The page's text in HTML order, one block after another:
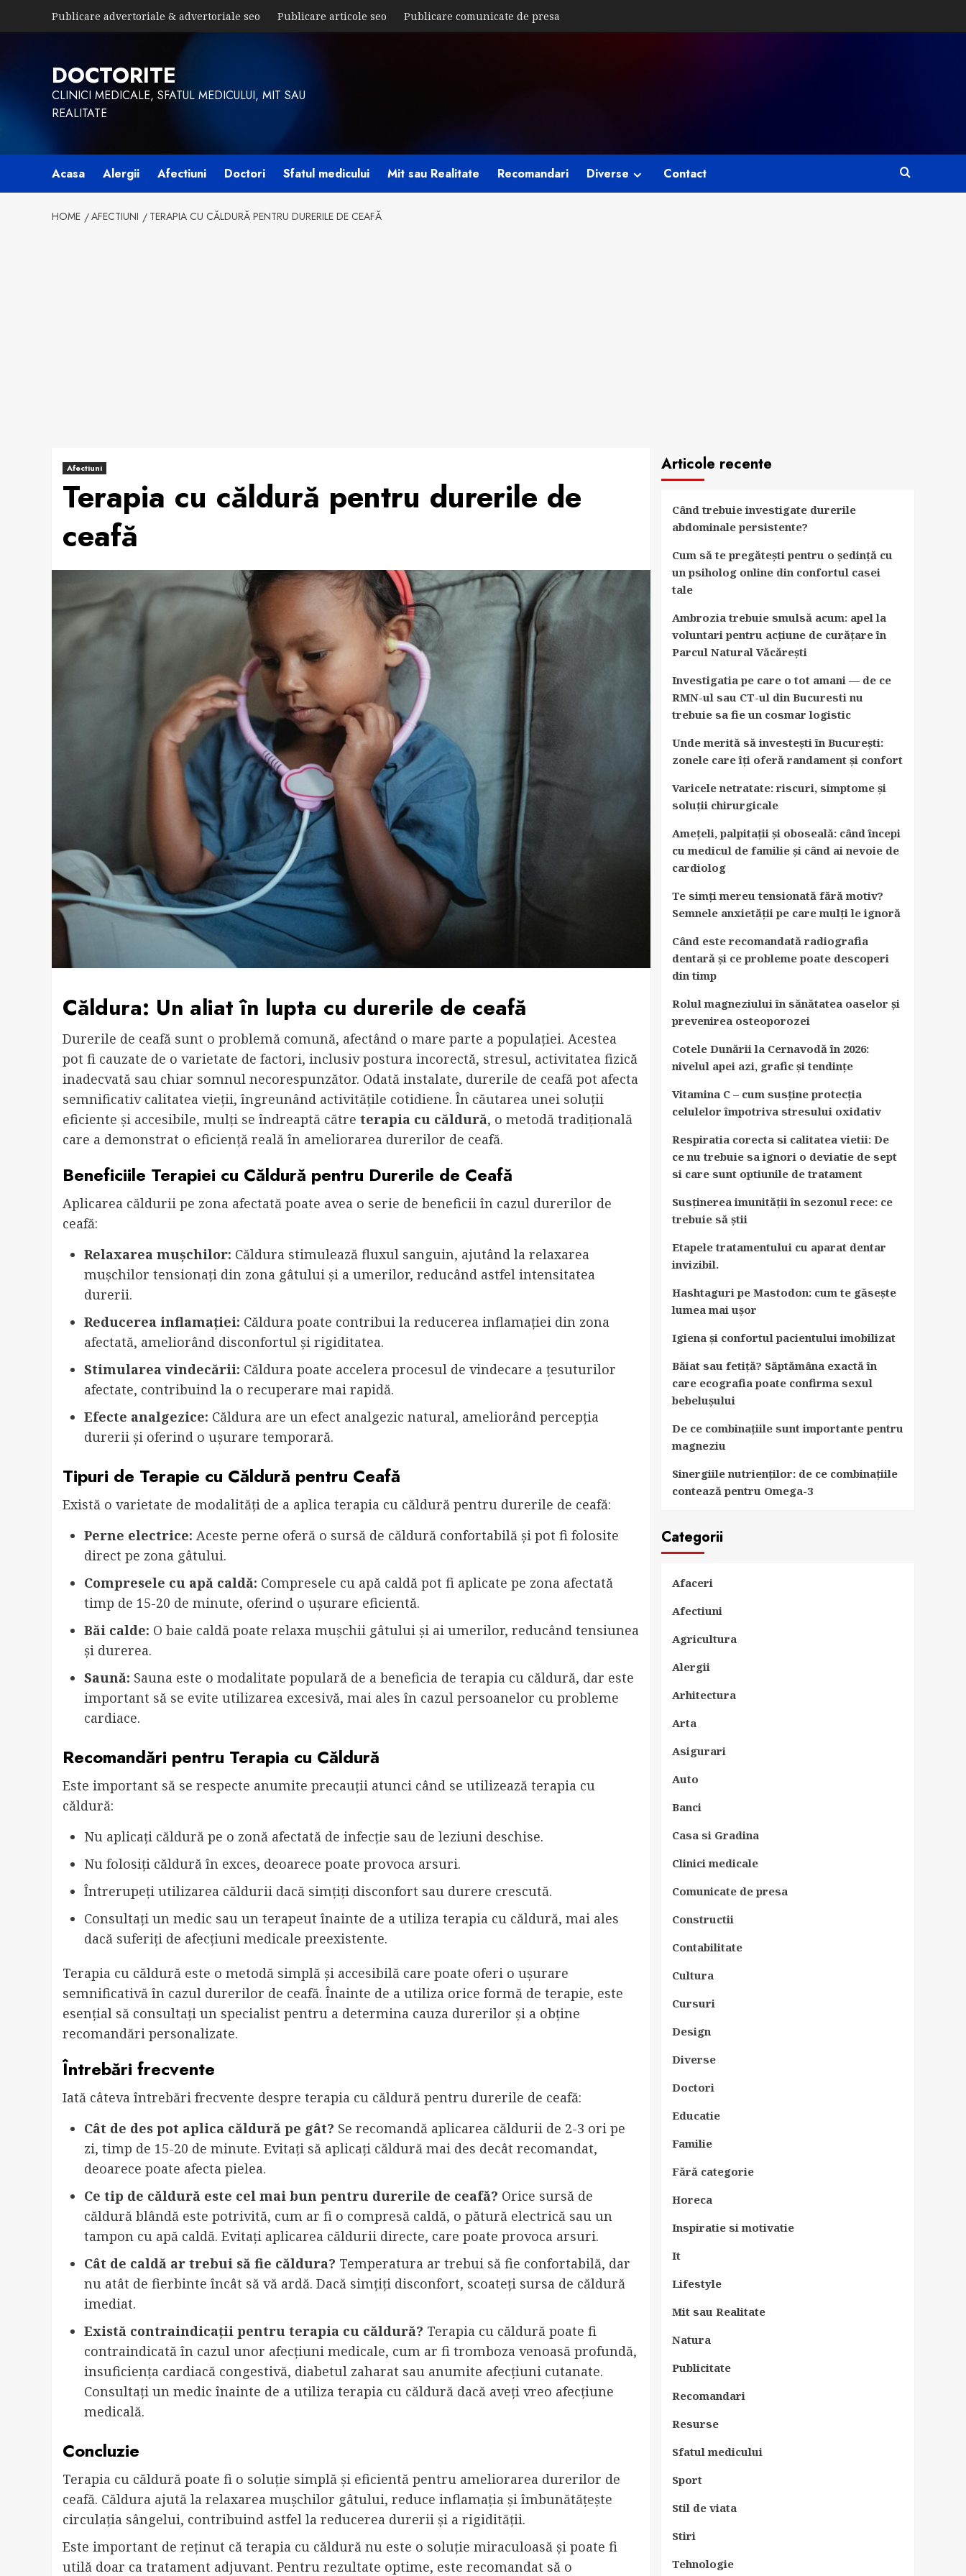
Publicare advertoriale & advertoriale seo Publicare articole seo Publicare comunicate de presa
DOCTORITE
CLINICI MEDICALE, SFATUL MEDICULUI, MIT SAU
REALITATE
Acasa Alergii Afectiuni Doctori Sfatul medicului Mit sau Realitate Recomandari Diverse Contact
HOME AFECTIUNI TERAPIA CU CĂLDURĂ PENTRU DURERILE DE CEAFĂ
Afectiuni
Terapia cu căldură pentru durerile de
ceafă
Căldura: Un aliat în lupta cu durerile de ceafă
Durerile de ceafă sunt o problemă comună, afectând o mare parte a populației. Acestea
pot fi cauzate de o varietate de factori, inclusiv postura incorectă, stresul, activitatea fizică
inadecvată sau chiar somnul necorespunzător. Odată instalate, durerile de ceafă pot afecta
semnificativ calitatea vieții, îngreunând activitățile cotidiene. În căutarea unei soluții
eficiente și accesibile, mulți se îndreaptă către terapia cu căldură, o metodă tradițională
care a demonstrat o eficiență reală în ameliorarea durerilor de ceafă.
Beneficiile Terapiei cu Căldură pentru Durerile de Ceafă
Aplicarea căldurii pe zona afectată poate avea o serie de beneficii în cazul durerilor de
ceafă:
Relaxarea mușchilor: Căldura stimulează fluxul sanguin, ajutând la relaxarea
mușchilor tensionați din zona gâtului și a umerilor, reducând astfel intensitatea
durerii.
Reducerea inflamației: Căldura poate contribui la reducerea inflamației din zona
afectată, ameliorând disconfortul și rigiditatea.
Stimularea vindecării: Căldura poate accelera procesul de vindecare a țesuturilor
afectate, contribuind la o recuperare mai rapidă.
Efecte analgezice: Căldura are un efect analgezic natural, ameliorând percepția
durerii și oferind o ușurare temporară.
Tipuri de Terapie cu Căldură pentru Ceafă
Există o varietate de modalități de a aplica terapia cu căldură pentru durerile de ceafă:
Perne electrice: Aceste perne oferă o sursă de căldură confortabilă și pot fi folosite
direct pe zona gâtului.
Compresele cu apă caldă: Compresele cu apă caldă pot fi aplicate pe zona afectată
timp de 15-20 de minute, oferind o ușurare eficientă.
Băi calde: O baie caldă poate relaxa mușchii gâtului și ai umerilor, reducând tensiunea
și durerea.
Saună: Sauna este o modalitate populară de a beneficia de terapia cu căldură, dar este
important să se evite utilizarea excesivă, mai ales în cazul persoanelor cu probleme
cardiace.
Recomandări pentru Terapia cu Căldură
Este important să se respecte anumite precauții atunci când se utilizează terapia cu
căldură:
Nu aplicați căldură pe o zonă afectată de infecție sau de leziuni deschise.
Nu folosiți căldură în exces, deoarece poate provoca arsuri.
Întrerupeți utilizarea căldurii dacă simțiți disconfort sau durere crescută.
Consultați un medic sau un terapeut înainte de a utiliza terapia cu căldură, mai ales
dacă suferiți de afecțiuni medicale preexistente.
Terapia cu căldură este o metodă simplă și accesibilă care poate oferi o ușurare
semnificativă în cazul durerilor de ceafă. Înainte de a utiliza orice formă de terapie, este
esențial să consultați un specialist pentru a determina cauza durerilor și a obține
recomandări personalizate.
Întrebări frecvente
Iată câteva întrebări frecvente despre terapia cu căldură pentru durerile de ceafă:
Cât de des pot aplica căldură pe gât? Se recomandă aplicarea căldurii de 2-3 ori pe
zi, timp de 15-20 de minute. Evitați să aplicați căldură mai des decât recomandat,
deoarece poate afecta pielea.
Ce tip de căldură este cel mai bun pentru durerile de ceafă? Orice sursă de
căldură blândă este potrivită, cum ar fi o compresă caldă, o pătură electrică sau un
tampon cu apă caldă. Evitați aplicarea căldurii directe, care poate provoca arsuri.
Cât de caldă ar trebui să fie căldura? Temperatura ar trebui să fie confortabilă, dar
nu atât de fierbinte încât să vă ardă. Dacă simțiți disconfort, scoateți sursa de căldură
imediat.
Există contraindicații pentru terapia cu căldură? Terapia cu căldură poate fi
contraindicată în cazul unor afecțiuni medicale, cum ar fi tromboza venoasă profundă,
insuficiența cardiacă congestivă, diabetul zaharat sau anumite afecțiuni cutanate.
Consultați un medic înainte de a utiliza terapia cu căldură dacă aveți vreo afecțiune
medicală.
Concluzie
Terapia cu căldură poate fi o soluție simplă și eficientă pentru ameliorarea durerilor de
ceafă. Căldura ajută la relaxarea mușchilor gâtului, reduce inflamația și îmbunătățește
circulația sângelui, contribuind astfel la reducerea durerii și a rigidității.
Este important de reținut că terapia cu căldură nu este o soluție miraculoasă și poate fi
utilă doar ca tratament adjuvant. Pentru rezultate optime, este recomandat să o
Articole recente
Când trebuie investigate durerile
abdominale persistente?
Cum să te pregătești pentru o ședință cu
un psiholog online din confortul casei
tale
Ambrozia trebuie smulsă acum: apel la
voluntari pentru acțiune de curățare în
Parcul Natural Văcărești
Investigatia pe care o tot amani — de ce
RMN-ul sau CT-ul din Bucuresti nu
trebuie sa fie un cosmar logistic
Unde merită să investești în București:
zonele care îți oferă randament și confort
Varicele netratate: riscuri, simptome și
soluții chirurgicale
Amețeli, palpitații și oboseală: când începi
cu medicul de familie și când ai nevoie de
cardiolog
Te simți mereu tensionată fără motiv?
Semnele anxietății pe care mulți le ignoră
Când este recomandată radiografia
dentară și ce probleme poate descoperi
din timp
Rolul magneziului în sănătatea oaselor și
prevenirea osteoporozei
Cotele Dunării la Cernavodă în 2026:
nivelul apei azi, grafic și tendințe
Vitamina C – cum susține protecția
celulelor împotriva stresului oxidativ
Respiratia corecta si calitatea vietii: De
ce nu trebuie sa ignori o deviatie de sept
si care sunt optiunile de tratament
Susținerea imunității în sezonul rece: ce
trebuie să știi
Etapele tratamentului cu aparat dentar
invizibil.
Hashtaguri pe Mastodon: cum te găsește
lumea mai ușor
Igiena și confortul pacientului imobilizat
Băiat sau fetiță? Săptămâna exactă în
care ecografia poate confirma sexul
bebelușului
De ce combinațiile sunt importante pentru
magneziu
Sinergiile nutrienților: de ce combinațiile
contează pentru Omega-3
Categorii
Afaceri
Afectiuni
Agricultura
Alergii
Arhitectura
Arta
Asigurari
Auto
Banci
Casa si Gradina
Clinici medicale
Comunicate de presa
Constructii
Contabilitate
Cultura
Cursuri
Design
Diverse
Doctori
Educatie
Familie
Fără categorie
Horeca
Inspiratie si motivatie
It
Lifestyle
Mit sau Realitate
Natura
Publicitate
Recomandari
Resurse
Sfatul medicului
Sport
Stil de viata
Stiri
Tehnologie